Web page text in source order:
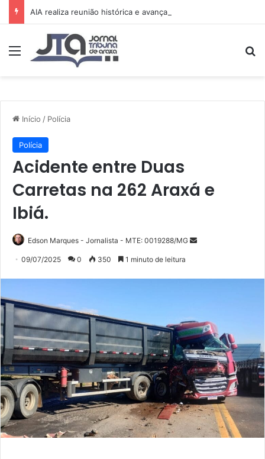
Menu
Início / Polícia
Polícia
Acidente entre Duas
Carretas na 262 Araxá e
Ibiá.
Edson Marques - Jornalista - MTE: 0019288/MG
Mande
09/07/2025 0 350 1 minuto de leitura